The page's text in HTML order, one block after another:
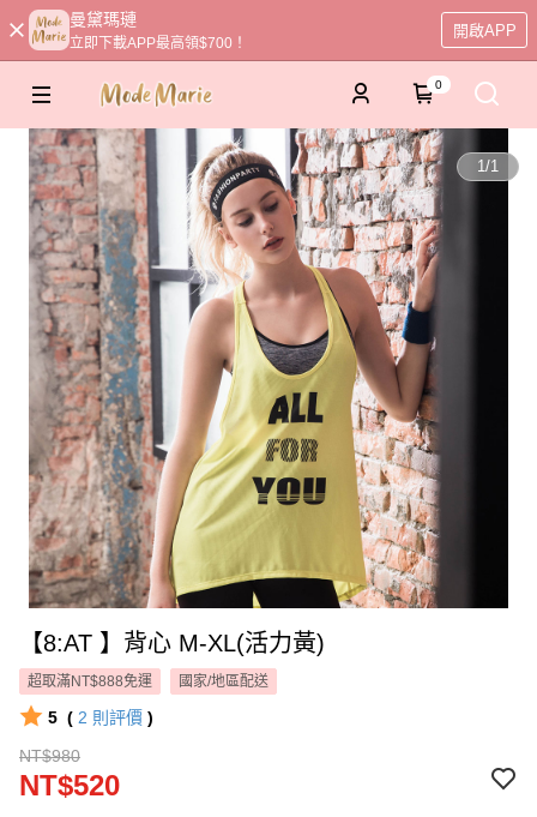
曼黛瑪璉
立即下載APP最高領$700！
開啟APP
0
1/1
【8:AT 】背心 M-XL(活力黃)
超取滿NT$888免運 國家/地區配送
5 ( 2 則評價 )
NT$980
NT$520